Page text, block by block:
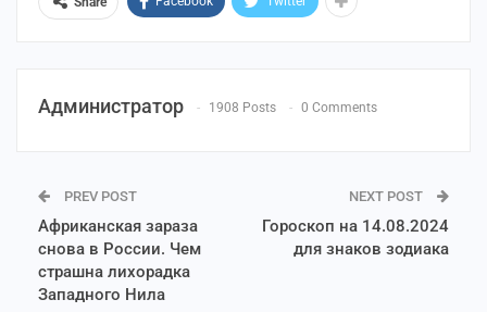
Администратор 1908 Posts 0 Comments
PREV POST
Африканская зараза
снова в России. Чем
страшна лихорадка
Западного Нила
NEXT POST
Гороскоп на 14.08.2024
для знаков зодиака